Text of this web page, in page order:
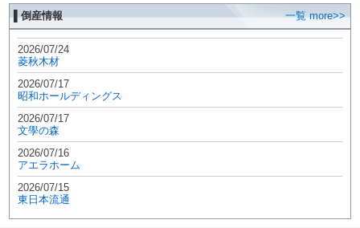
▌倒産情報 一覧 more>>
2026/07/24
菱秋木材
2026/07/17
昭和ホールディングス
2026/07/17
文學の森
2026/07/16
アエラホーム
2026/07/15
東日本流通